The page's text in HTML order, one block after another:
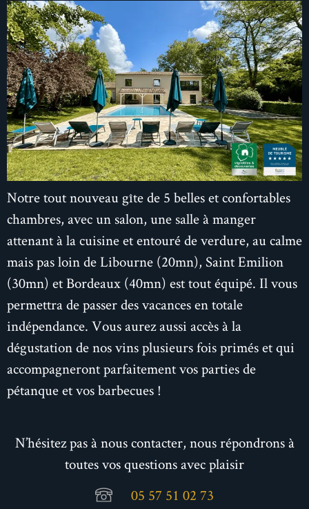
Notre tout nouveau gîte de 5 belles et confortables
chambres, avec un salon, une salle à manger
attenant à la cuisine et entouré de verdure, au calme
mais pas loin de Libourne (20mn), Saint Emilion
(30mn) et Bordeaux (40mn) est tout équipé. Il vous
permettra de passer des vacances en totale
indépendance. Vous aurez aussi accès à la
dégustation de nos vins plusieurs fois primés et qui
accompagneront parfaitement vos parties de
pétanque et vos barbecues !
N’hésitez pas à nous contacter, nous répondrons à
toutes vos questions avec plaisir
05 57 51 02 73